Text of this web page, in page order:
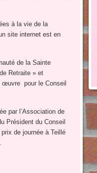
à la vie de la
site internet est en
de la Sainte
Retraite » et
œuvre pour le Conseil
par l’Association de
Président du Conseil
de journée à Teillé